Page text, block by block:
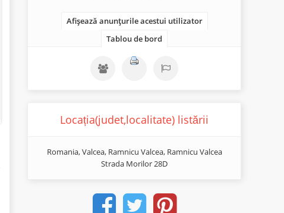
Afișează anunțurile acestui utilizator
Tablou de bord
Locația(judet,localitate) listării
Romania, Valcea, Ramnicu Valcea, Ramnicu Valcea
Strada Morilor 28D